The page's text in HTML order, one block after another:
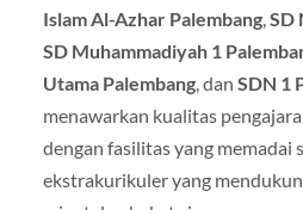
Islam Al-Azhar Palembang,SD
SD Muhammadiyah 1
Utama Palembang, dan SDN 1
menawarkan kualitas
dengan fasilitas yang memadai
ekstrakurikuler yang